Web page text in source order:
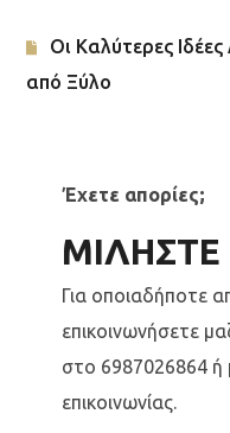
Οι Καλύτερες
από Ξύλο
Έχετε απορίες;
Για οποιαδήποτε
επικοινωνήσετε
στο 6987026864
επικοινωνίας.